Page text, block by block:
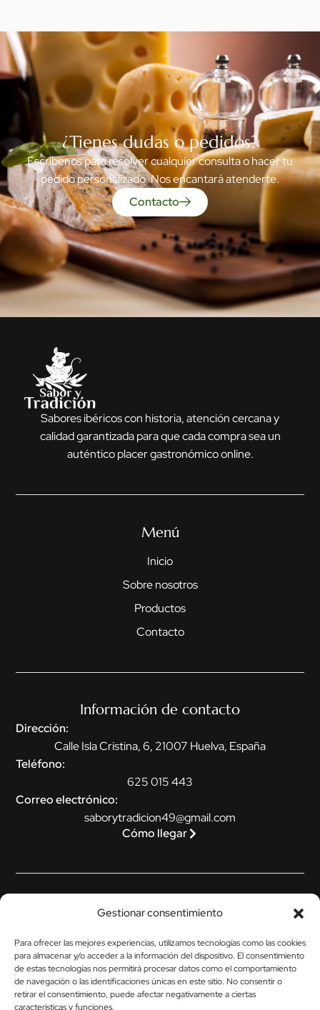
Gestionar consentimiento
Para ofrecer las mejores experiencias, utilizamos tecnologías como las cookies
para almacenar y/o acceder a la información del dispositivo. El consentimiento
de estas tecnologías nos permitirá procesar datos como el comportamiento
de navegación o las identificaciones únicas en este sitio. No consentir o
retirar el consentimiento, puede afectar negativamente a ciertas
características y funciones.
¿Tienes dudas o pedidos?
Escríbenos para resolver cualquier consulta o hacer tu
pedido personalizado. Nos encantará atenderte.
Contacto
Sabores ibéricos con historia, atención cercana y
calidad garantizada para que cada compra sea un
auténtico placer gastronómico online.
Menú
Inicio
Sobre nosotros
Productos
Contacto
Información de contacto
Dirección:
Calle Isla Cristina, 6, 21007 Huelva, España
Teléfono:
625 015 443
Correo electrónico:
saborytradicion49@gmail.com
Cómo llegar
Política de privacidad
Política de cookies (UE)
Política de envíos y devoluciones